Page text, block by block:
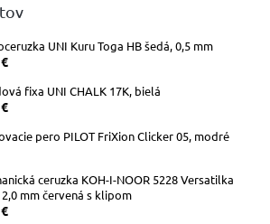
UNI Kuru Toga HB šedá, 0,5 mm
fixa UNI CHALK 17K, bielá
pero PILOT FriXion Clicker 05, modré
ceruzka KOH-I-NOOR 5228 Versatilka
mm červená s klipom